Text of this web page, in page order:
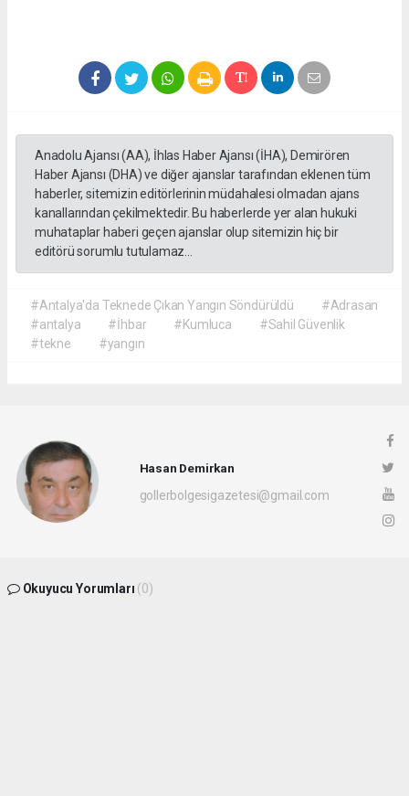
Anadolu Ajansı (AA), İhlas Haber Ajansı (İHA), Demirören
Haber Ajansı (DHA) ve diğer ajanslar tarafından eklenen tüm
haberler, sitemizin editörlerinin müdahalesi olmadan ajans
kanallarından çekilmektedir. Bu haberlerde yer alan hukuki
muhataplar haberi geçen ajanslar olup sitemizin hiç bir
editörü sorumlu tutulamaz...
#Antalya'da Teknede Çıkan Yangın Söndürüldü
#Adrasan
#antalya
#İhbar #Kumluca
#Sahil Güvenlik
#tekne
#yangın
Hasan Demirkan
gollerbolgesigazetesi@gmail.com
Okuyucu Yorumları (0)